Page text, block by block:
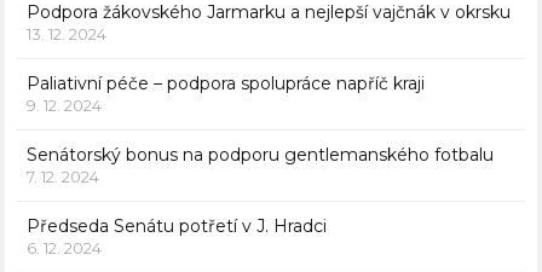
Podpora žákovského Jarmarku a nejlepší vajčnák v okrsku
13. 12. 2024
Paliativní péče – podpora spolupráce napříč kraji
9. 12. 2024
Senátorský bonus na podporu gentlemanského fotbalu
7. 12. 2024
Předseda Senátu potřetí v J. Hradci
6. 12. 2024